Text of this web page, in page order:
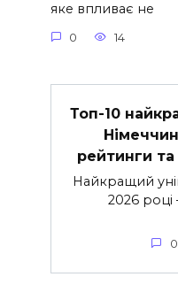
яке впливає не
0 14
Топ-10
рейтинги
Найкращий
2026
0